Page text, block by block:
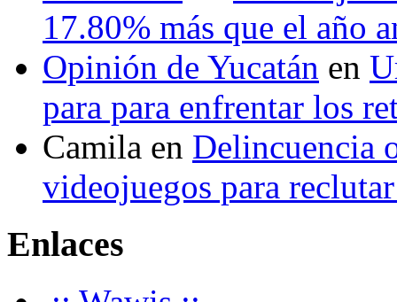
17.80% más que el año
Opinión de Yucatán en
para para enfrentar los
Camila en Delincuencia
videojuegos para
Enlaces